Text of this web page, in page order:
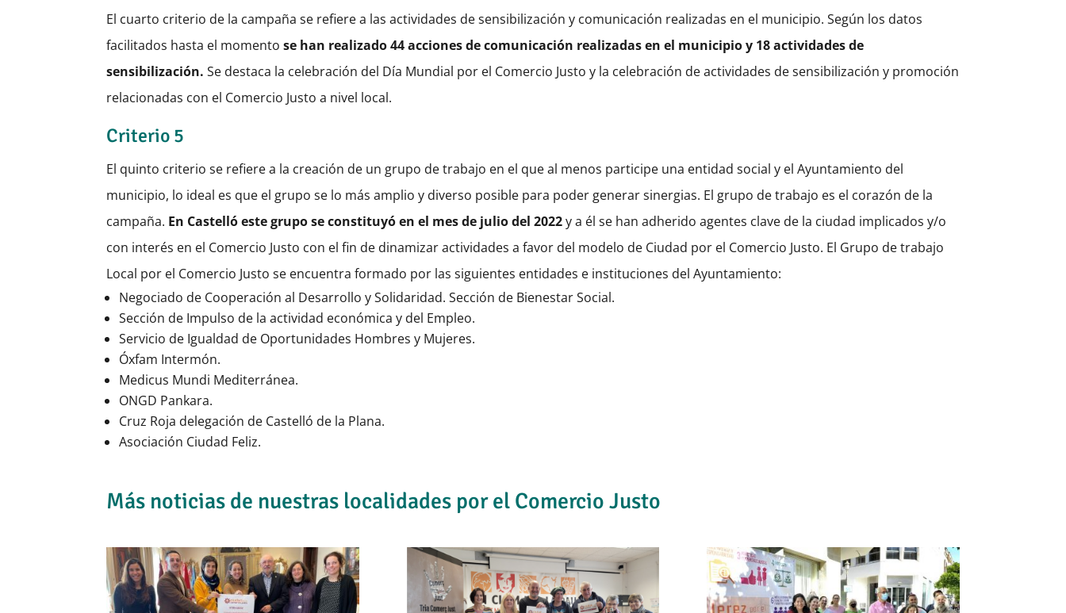
El cuarto criterio de la campaña se refiere a las actividades de sensibilización y comunicación realizadas en el municipio. Según los datos
facilitados hasta el momentose han realizado 44 acciones de comunicación realizadas en el municipio y 18 actividades de
sensibilización. Se destaca la celebración del Día Mundial por el Comercio Justo y la celebración de actividades de sensibilización y promoción
relacionadas con el Comercio Justo a nivel local.
Criterio 5
El quinto criterio se refiere a la creación de un grupo de trabajo en el que al menos participe una entidad social y el Ayuntamiento del
municipio, lo ideal es que el grupo se lo más amplio y diverso posible para poder generar sinergias. El grupo de trabajo es el corazón de la
campaña. En Castelló este grupo se constituyó en el mes de julio del 2022y a él se han adherido agentes clave de la ciudad implicados y/o
con interés en el Comercio Justo con el fin de dinamizar actividades a favor del modelo de Ciudad por el Comercio Justo. El Grupo de trabajo
Local por el Comercio Justo se encuentra formado por las siguientes entidades e instituciones del Ayuntamiento:
Negociado de Cooperación al Desarrollo y Solidaridad. Sección de Bienestar Social.
Sección de Impulso de la actividad económica y del Empleo.
Servicio de Igualdad de Oportunidades Hombres y Mujeres.
Óxfam Intermón.
Medicus Mundi Mediterránea.
ONGD Pankara.
Cruz Roja delegación de Castelló de la Plana.
Asociación Ciudad Feliz.
Más noticias de nuestras localidades por el Comercio Justo